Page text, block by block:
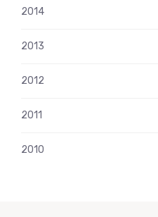
2014
2013
2012
2011
2010